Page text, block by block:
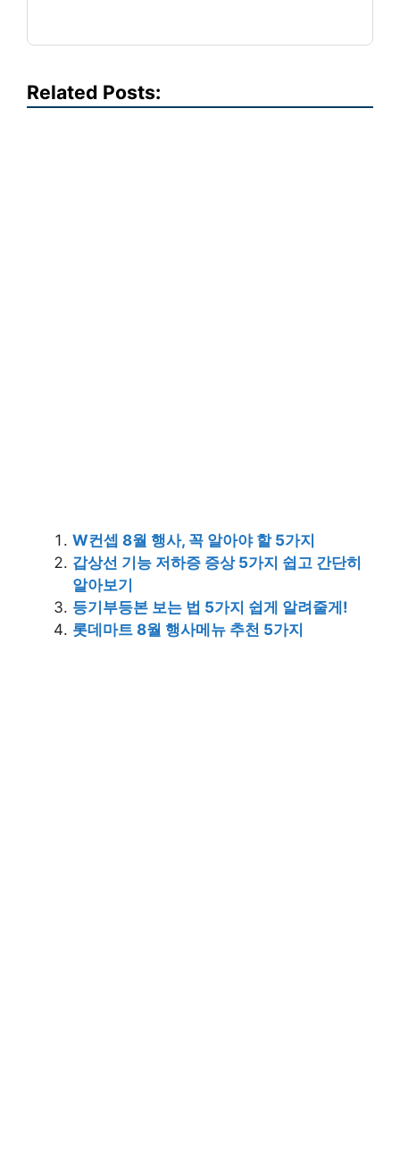
Related Posts:
W컨셉 8월 행사, 꼭 알아야 할 5가지
갑상선 기능 저하증 증상 5가지 쉽고 간단히
알아보기
등기부등본 보는 법 5가지 쉽게 알려줄게!
롯데마트 8월 행사메뉴 추천 5가지